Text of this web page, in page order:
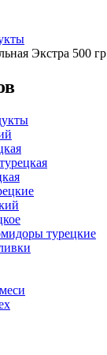
Экстра 500 гр
турецкие